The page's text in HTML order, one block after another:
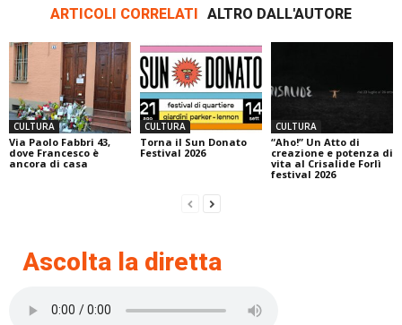
ARTICOLI CORRELATI ALTRO DALL'AUTORE
CULTURA
Via Paolo Fabbri 43,
dove Francesco è
ancora di casa
CULTURA
Torna il Sun Donato
Festival 2026
CULTURA
“Aho!” Un Atto di
creazione e potenza di
vita al Crisalide Forlì
festival 2026
Ascolta la diretta